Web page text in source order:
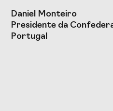
Daniel Monteiro
Presidente da
Portugal